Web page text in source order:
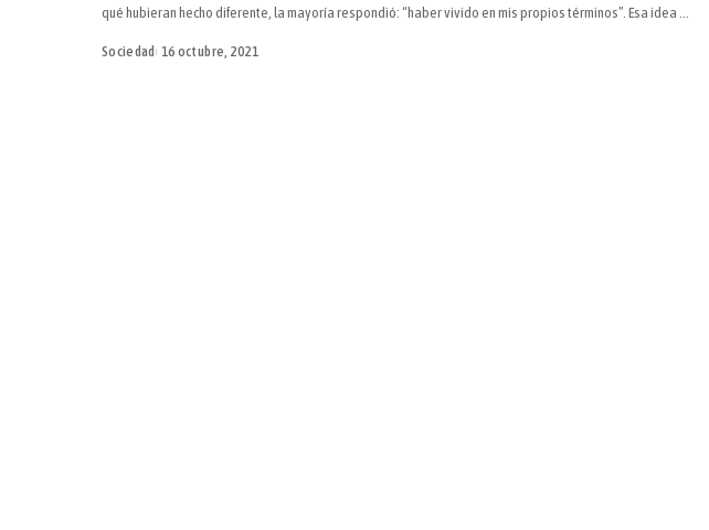
qué hubieran hecho diferente, la mayoría respondió: “haber vivido en mis propios términos”. Esa idea ...
Sociedad 16 octubre, 2021